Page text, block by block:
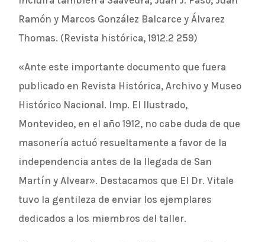
Ramón y Marcos González Balcarce y Álvarez
Thomas. (Revista histórica, 1912.2 259)
«Ante este importante documento que fuera
publicado en Revista Histórica, Archivo y Museo
Histórico Nacional. Imp. El Ilustrado,
Montevideo, en el año 1912, no cabe duda de que
masonería actuó resueltamente a favor de la
independencia antes de la llegada de San
Martín y Alvear». Destacamos que El Dr. Vitale
tuvo la gentileza de enviar los ejemplares
dedicados a los miembros del taller.